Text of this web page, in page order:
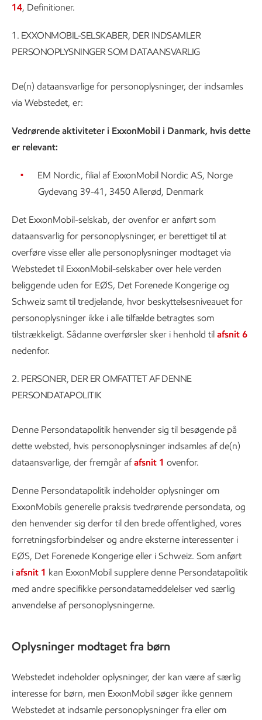
14, Definitioner.
1. EXXONMOBIL-SELSKABER, DER INDSAMLER
PERSONOPLYSNINGER SOM DATAANSVARLIG
De(n) dataansvarlige for personoplysninger, der indsamles
via Webstedet, er:
Vedrørende aktiviteter i ExxonMobil i Danmark, hvis dette
er relevant:
EM Nordic, filial af ExxonMobil Nordic AS, Norge
Gydevang 39-41, 3450 Allerød, Denmark
Det ExxonMobil-selskab, der ovenfor er anført som
dataansvarlig for personoplysninger, er berettiget til at
overføre visse eller alle personoplysninger modtaget via
Webstedet til ExxonMobil-selskaber over hele verden
beliggende uden for EØS, Det Forenede Kongerige og
Schweiz samt til tredjelande, hvor beskyttelsesniveauet for
personoplysninger ikke i alle tilfælde betragtes som
tilstrækkeligt. Sådanne overførsler sker i henhold til afsnit 6
nedenfor.
2. PERSONER, DER ER OMFATTET AF DENNE
PERSONDATAPOLITIK
Denne Persondatapolitik henvender sig til besøgende på
dette websted, hvis personoplysninger indsamles af de(n)
dataansvarlige, der fremgår afafsnit 1 ovenfor.
Denne Persondatapolitik indeholder oplysninger om
ExxonMobils generelle praksis tvedrørende persondata, og
den henvender sig derfor til den brede offentlighed, vores
forretningsforbindelser og andre eksterne interessenter i
EØS, Det Forenede Kongerige eller i Schweiz. Som anført
i afsnit 1 kan ExxonMobil supplere denne Persondatapolitik
med andre specifikke persondatameddelelser ved særlig
anvendelse af personoplysningerne.
Oplysninger modtaget fra børn
Webstedet indeholder oplysninger, der kan være af særlig
interesse for børn, men ExxonMobil søger ikke gennem
Webstedet at indsamle personoplysninger fra eller om